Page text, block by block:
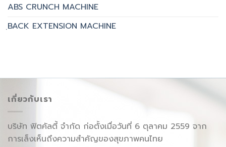
ABS CRUNCH MACHINE
ฺBACK EXTENSION MACHINE
เกี่ยวกับเรา
บริษัท ฟิตคัลตี้ จำกัด ก่อตั้งเมื่อวันที่ 6 ตุลาคม 2559 จาก
การเล็งเห็นถึงความสำคัญของสุขภาพคนไทย